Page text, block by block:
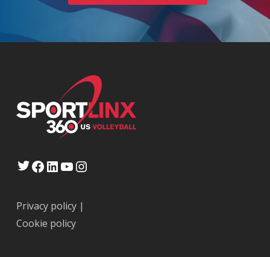
Twitter
Facebook
LinkedIn
YouTube
Privacy policy|
Cookie policy